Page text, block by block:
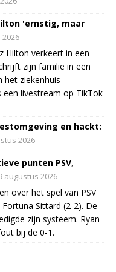
'ernstig, maar
Hilton verkeert in een
zijn familie in een
het ziekenhuis
livestream op TikTok
en hackt:
2026
punten PSV,
augustus 2026
over het spel van PSV
Sittard (2-2). De
zijn systeem. Ryan
bij de 0-1.